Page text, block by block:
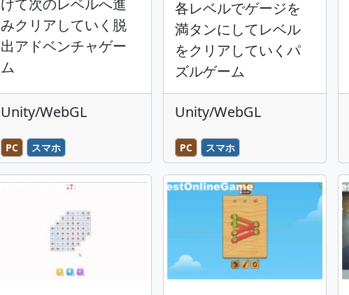
けて次のレベルへ進
みクリアしていく脱
出アドベンチャゲー
ム
Unity/WebGL
PC スマホ
各レベルでゲージを
満タンにしてレベル
をクリアしていくパ
ズルゲーム
Unity/WebGL
PC スマホ